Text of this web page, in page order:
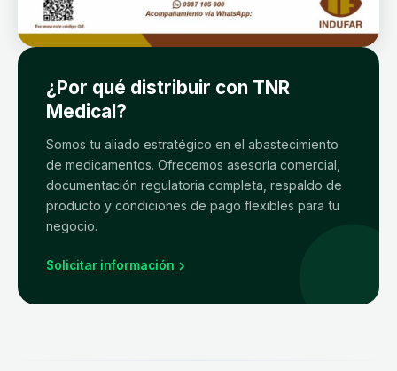
¿Por qué distribuir con TNR
Medical?
Somos tu aliado estratégico en el abastecimiento
de medicamentos. Ofrecemos asesoría comercial,
documentación regulatoria completa, respaldo de
producto y condiciones de pago flexibles para tu
negocio.
Solicitar información